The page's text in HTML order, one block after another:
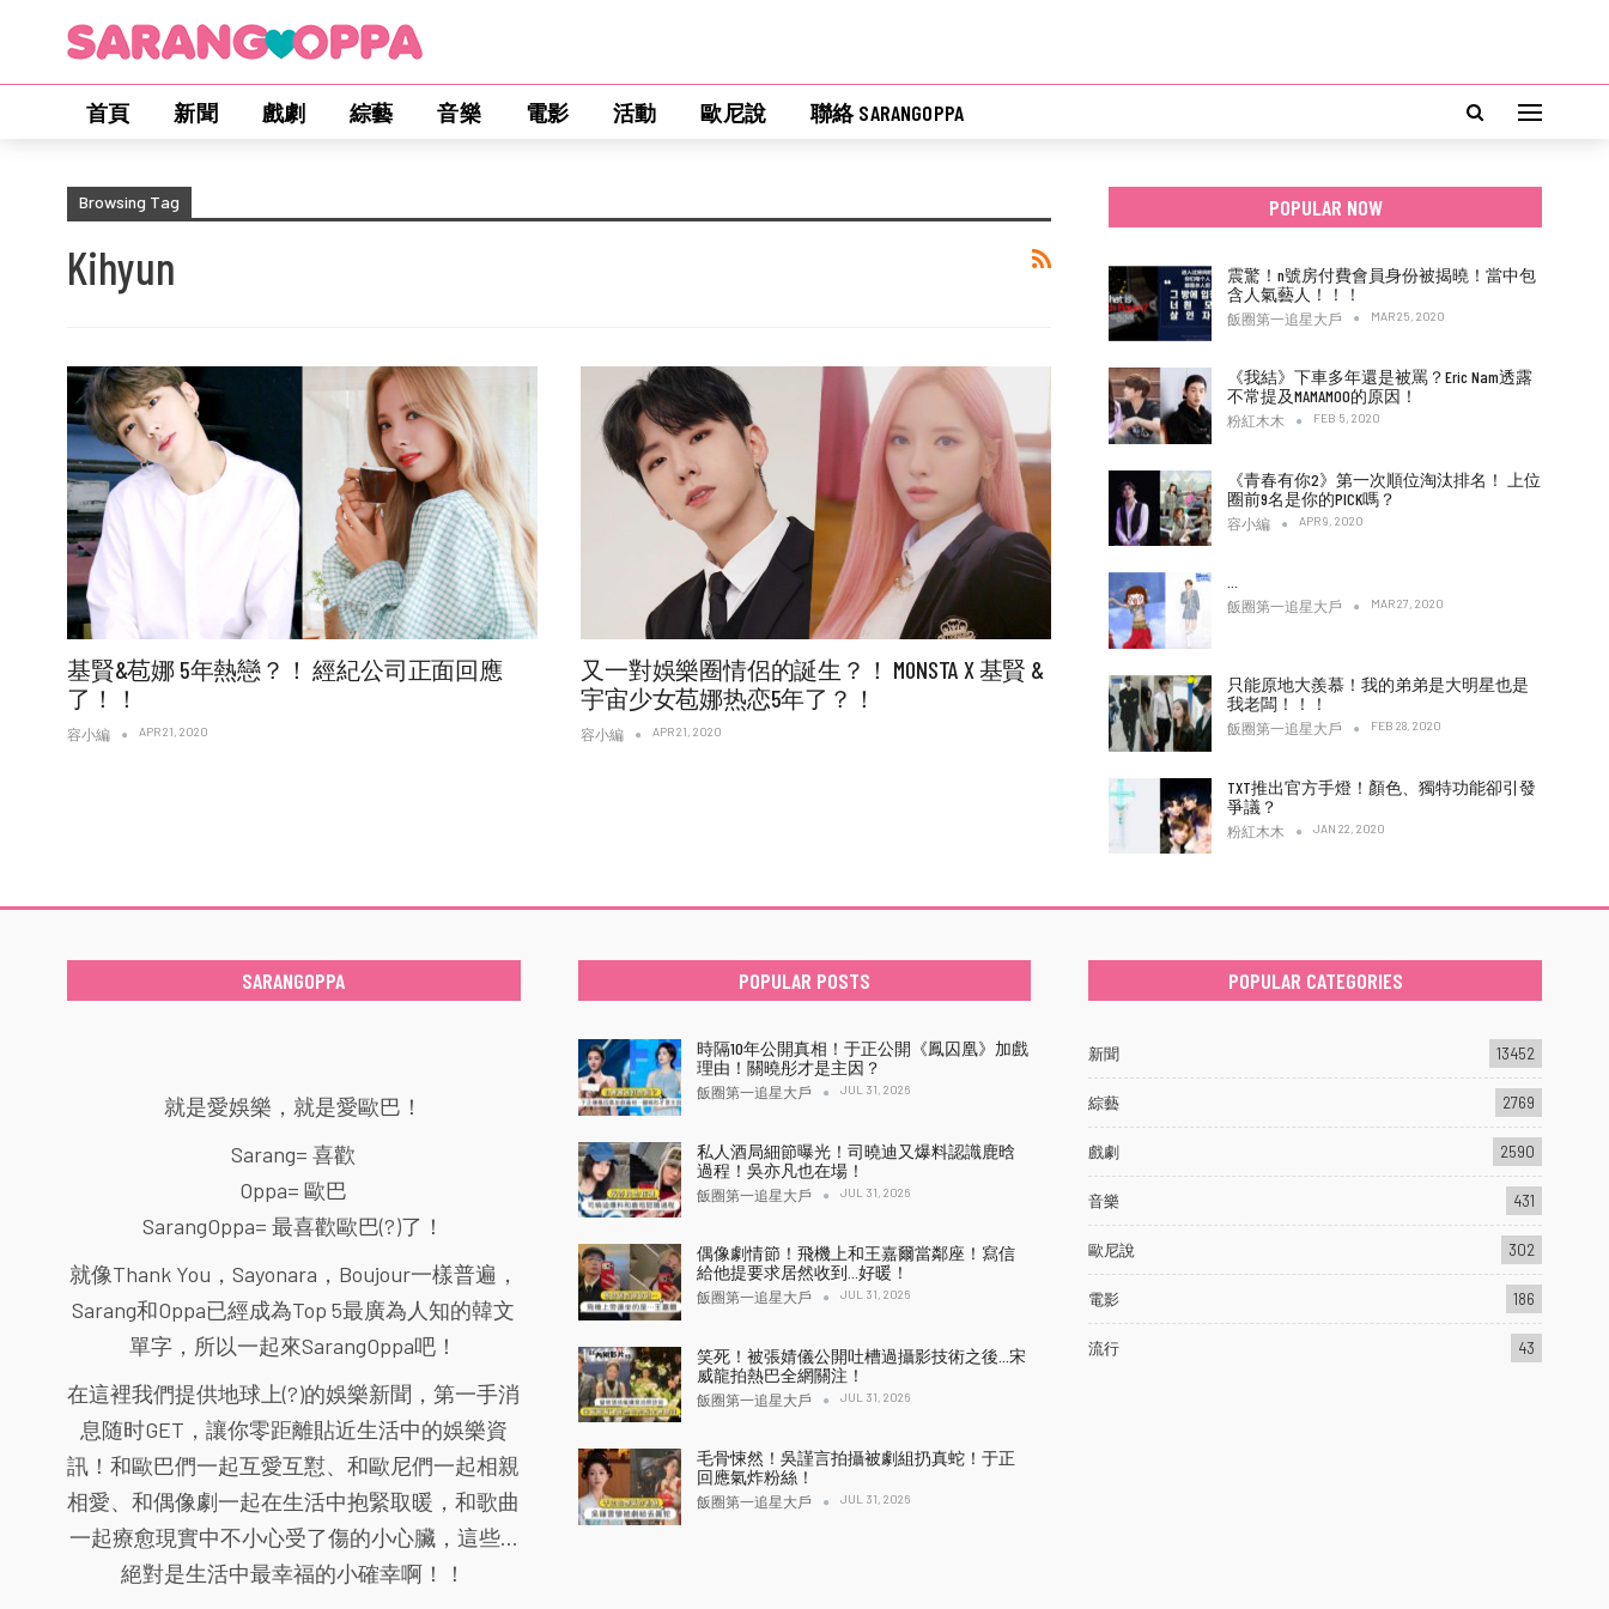
首頁 新聞 戲劇 綜藝 音樂 電影 活動 歐尼說 聯絡 SARANGOPPA
Browsing Tag
Kihyun
基賢&苞娜 5年熱戀？！ 經紀公司正面回應
了！！
容小編 APR 21, 2020
又一對娛樂圈情侶的誕生？！ MONSTA X 基賢 &
宇宙少女苞娜热恋5年了？！
容小編 APR 21, 2020
POPULAR NOW
震驚！n號房付費會員身份被揭曉！當中包
含人氣藝人！！！
飯圈第一追星大戶 MAR 25, 2020
《我結》下車多年還是被罵？Eric Nam透露
不常提及MAMAMOO的原因！
粉紅木木 FEB 5, 2020
《青春有你2》第一次順位淘汰排名！ 上位
圈前9名是你的PICK嗎？
容小編 APR 9, 2020
飯圈第一追星大戶 MAR 27, 2020
只能原地大羨慕！我的弟弟是大明星也是
我老闆！！！
飯圈第一追星大戶 FEB 28, 2020
TXT推出官方手燈！顏色、獨特功能卻引發
爭議？
粉紅木木 JAN 22, 2020
SARANGOPPA
就是愛娛樂，就是愛歐巴！
Sarang= 喜歡
Oppa= 歐巴
SarangOppa= 最喜歡歐巴(?)了！
就像Thank You，Sayonara，Boujour一樣普遍，
Sarang和Oppa已經成為Top 5最廣為人知的韓文
單字，所以一起來SarangOppa吧！
在這裡我們提供地球上(?)的娛樂新聞，第一手消
息随时GET，讓你零距離貼近生活中的娛樂資
訊！和歐巴們一起互愛互懟、和歐尼們一起相親
相愛、和偶像劇一起在生活中抱緊取暖，和歌曲
一起療愈現實中不小心受了傷的小心臟，這些...
絕對是生活中最幸福的小確幸啊！！
POPULAR POSTS
時隔10年公開真相！于正公開《鳳囚凰》加戲
理由！關曉彤才是主因？
飯圈第一追星大戶 JUL 31, 2026
私人酒局細節曝光！司曉迪又爆料認識鹿晗
過程！吳亦凡也在場！
飯圈第一追星大戶 JUL 31, 2026
偶像劇情節！飛機上和王嘉爾當鄰座！寫信
給他提要求居然收到…好暖！
飯圈第一追星大戶 JUL 31, 2026
笑死！被張婧儀公開吐槽過攝影技術之後…宋
威龍拍熱巴全網關注！
飯圈第一追星大戶 JUL 31, 2026
毛骨悚然！吳謹言拍攝被劇組扔真蛇！于正
回應氣炸粉絲！
飯圈第一追星大戶 JUL 31, 2026
POPULAR CATEGORIES
新聞 13452
綜藝 2769
戲劇 2590
音樂 431
歐尼說 302
電影 186
流行 43